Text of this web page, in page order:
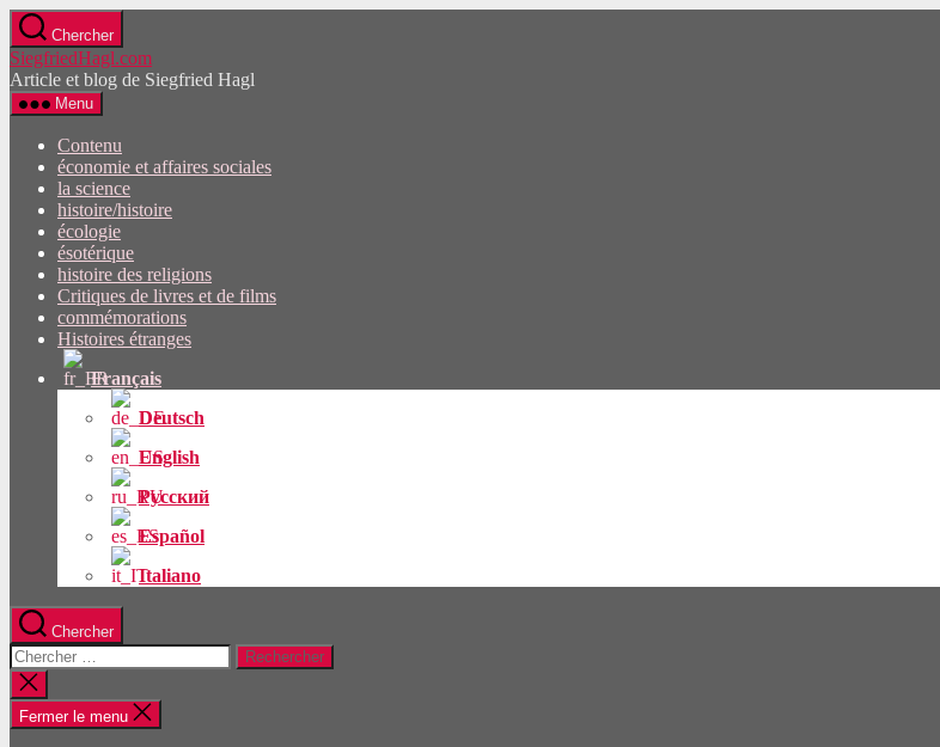
Passez
directement
au
contenu
Chercher
SiegfriedHagl.com
Article et blog de Siegfried Hagl
Menu
Contenu
économie et affaires sociales
la science
histoire/histoire
écologie
ésotérique
histoire des religions
Critiques de livres et de films
commémorations
Histoires étranges
Français
Deutsch
English
Русский
Español
Italiano
Chercher
Rechercher:
Fermer
la
recherche
Fermer le menu